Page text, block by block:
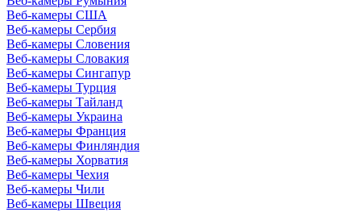
Веб-камеры США
Веб-камеры Сербия
Веб-камеры Словения
Веб-камеры Словакия
Веб-камеры Сингапур
Веб-камеры Турция
Веб-камеры Тайланд
Веб-камеры Украина
Веб-камеры Франция
Веб-камеры Финляндия
Веб-камеры Хорватия
Веб-камеры Чехия
Веб-камеры Чили
Веб-камеры Швеция